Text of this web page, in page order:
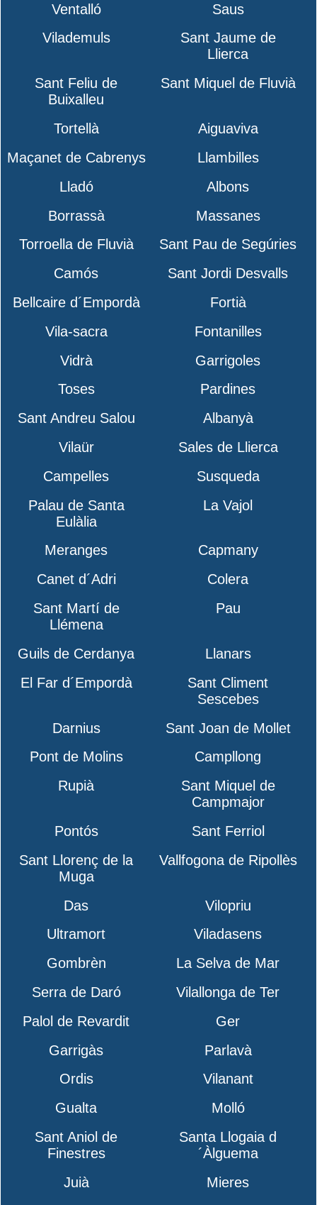
Ventalló
Saus
Vilademuls
Sant Jaume de
Llierca
Sant Feliu de
Buixalleu
Sant Miquel de Fluvià
Tortellà
Aiguaviva
Maçanet de Cabrenys
Llambilles
Lladó
Albons
Borrassà
Massanes
Torroella de Fluvià
Sant Pau de Segúries
Camós
Sant Jordi Desvalls
Bellcaire d´Empordà
Fortià
Vila-sacra
Fontanilles
Vidrà
Garrigoles
Toses
Pardines
Sant Andreu Salou
Albanyà
Vilaür
Sales de Llierca
Campelles
Susqueda
Palau de Santa
Eulàlia
La Vajol
Meranges
Capmany
Canet d´Adri
Colera
Sant Martí de
Llémena
Pau
Guils de Cerdanya
Llanars
El Far d´Empordà
Sant Climent
Sescebes
Darnius
Sant Joan de Mollet
Pont de Molins
Campllong
Rupià
Sant Miquel de
Campmajor
Pontós
Sant Ferriol
Sant Llorenç de la
Muga
Vallfogona de Ripollès
Das
Vilopriu
Ultramort
Viladasens
Gombrèn
La Selva de Mar
Serra de Daró
Vilallonga de Ter
Palol de Revardit
Ger
Garrigàs
Parlavà
Ordis
Vilanant
Gualta
Molló
Sant Aniol de
Finestres
Santa Llogaia d
´Àlguema
Juià
Mieres